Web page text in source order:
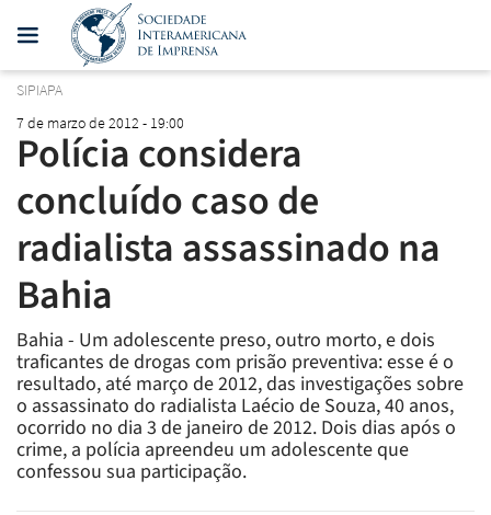
SIPIAPA
7 de marzo de 2012 - 19:00
Polícia considera
concluído caso de
radialista assassinado na
Bahia
Bahia - Um adolescente preso, outro morto, e dois
traficantes de drogas com prisão preventiva: esse é o
resultado, até março de 2012, das investigações sobre
o assassinato do radialista Laécio de Souza, 40 anos,
ocorrido no dia 3 de janeiro de 2012. Dois dias após o
crime, a polícia apreendeu um adolescente que
confessou sua participação.